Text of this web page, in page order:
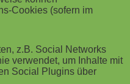
Kurse, die
belegt eine Studie des
Research
Cookies (sofern im
z.B. Social Networks
verwendet, um Inhalte mit
Social Plugins über